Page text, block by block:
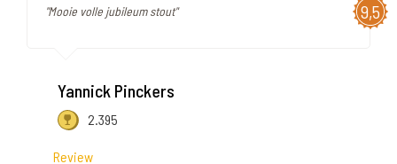
9,5
"Mooie volle jubileum stout"
Yannick Pinckers
2.395
Review